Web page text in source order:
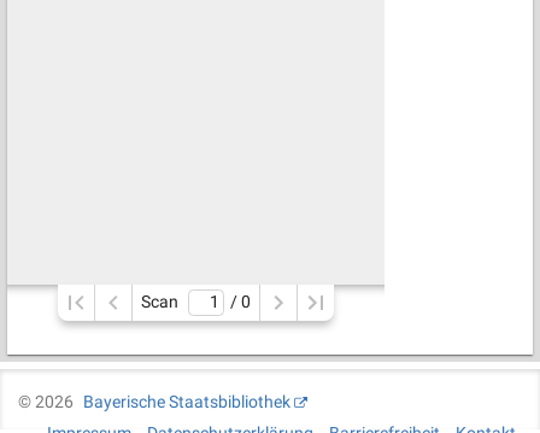
Scan / 0
©2026
Bayerische Staatsbibliothek